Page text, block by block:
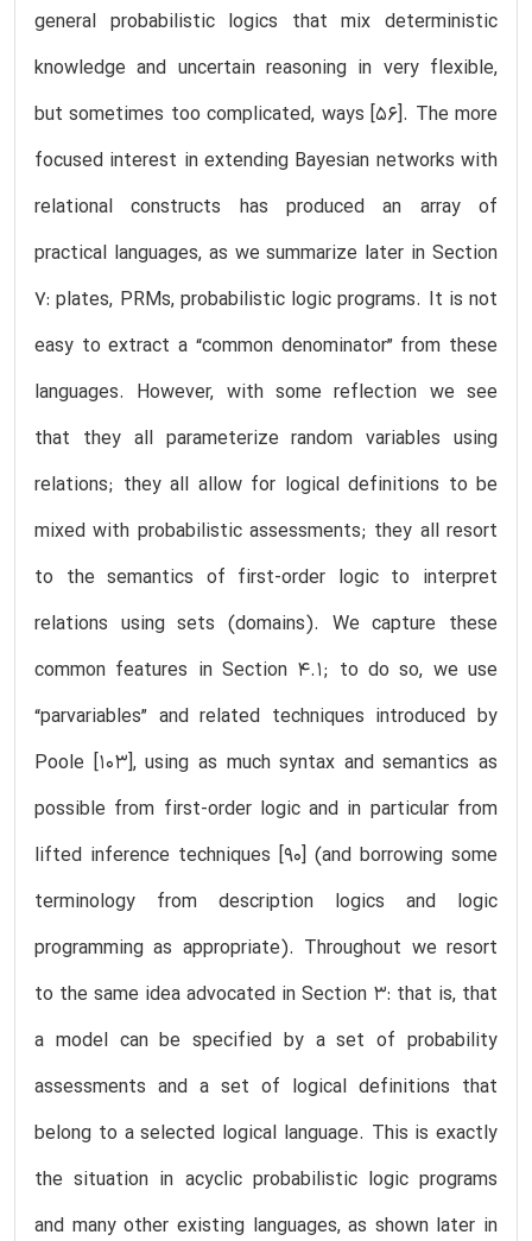
general probabilistic logics that mix deterministic
knowledge and uncertain reasoning in very flexible,
but sometimes too complicated, ways [56]. The more
focused interest in extending Bayesian networks with
relational constructs has produced an array of
practical languages, as we summarize later in Section
7: plates, PRMs, probabilistic logic programs. It is not
easy to extract a “common denominator” from these
languages. However, with some reflection we see
that they all parameterize random variables using
relations; they all allow for logical definitions to be
mixed with probabilistic assessments; they all resort
to the semantics of first-order logic to interpret
relations using sets (domains). We capture these
common features in Section 4.1; to do so, we use
“parvariables” and related techniques introduced by
Poole [103], using as much syntax and semantics as
possible from first-order logic and in particular from
lifted inference techniques [90] (and borrowing some
terminology from description logics and logic
programming as appropriate). Throughout we resort
to the same idea advocated in Section 3: that is, that
a model can be specified by a set of probability
assessments and a set of logical definitions that
belong to a selected logical language. This is exactly
the situation in acyclic probabilistic logic programs
and many other existing languages, as shown later in